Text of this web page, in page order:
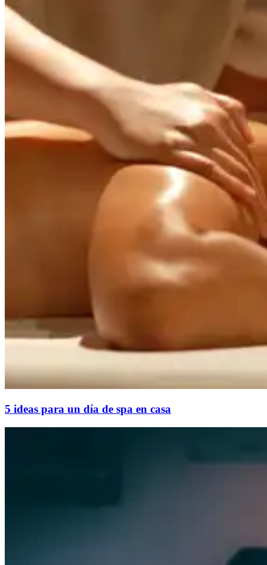
5 ideas para un día de spa en casa